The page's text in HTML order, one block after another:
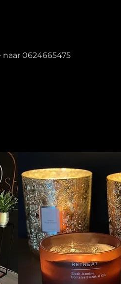
0624665475